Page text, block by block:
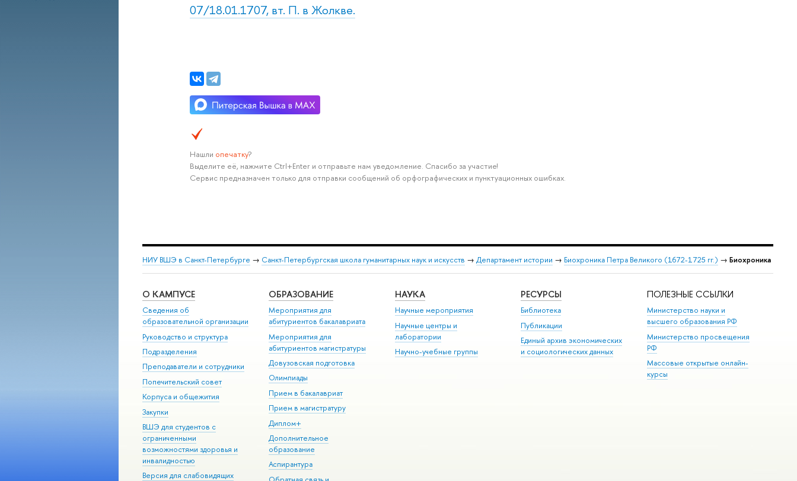
07/18.01.1707, вт. П. в Жолкве.
Нашли опечатку?
Выделите её, нажмите Ctrl+Enter и отправьте нам уведомление. Спасибо за участие!
Сервис предназначен только для отправки сообщений об орфографических и пунктуационных ошибках.
НИУ ВШЭ в Санкт-Петербурге → Санкт-Петербургская школа гуманитарных наук и искусств → Департамент истории → Биохроника Петра Великого (1672-1725 гг.) → Биохроника
О КАМПУСЕ
Сведения об
образовательной организации
Руководство и структура
Подразделения
Преподаватели и сотрудники
Попечительский совет
Корпуса и общежития
Закупки
ВШЭ для студентов с
ограниченными
возможностями здоровья и
инвалидностью
Версия для слабовидящих
ОБРАЗОВАНИЕ
Мероприятия для
абитуриентов бакалавриата
Мероприятия для
абитуриентов магистратуры
Довузовская подготовка
Олимпиады
Прием в бакалавриат
Прием в магистратуру
Диплом+
Дополнительное
образование
Аспирантура
НАУКА
Научные мероприятия
Научные центры и
лаборатории
Научно-учебные группы
РЕСУРСЫ
Библиотека
Публикации
Единый архив экономических
и социологических данных
ПОЛЕЗНЫЕ ССЫЛКИ
Министерство науки и
высшего образования РФ
Министерство просвещения
РФ
Массовые открытые онлайн-
курсы